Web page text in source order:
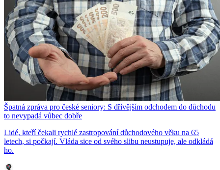
Špatná zpráva pro české seniory: S dřívějším odchodem do důchodu
to nevypadá vůbec dobře
Lidé, kteří čekali rychlé zastropování důchodového věku na 65
letech, si počkají. Vláda sice od svého slibu neustupuje, ale odkládá
ho.